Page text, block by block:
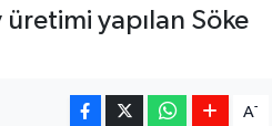
yapılan Söke
A-